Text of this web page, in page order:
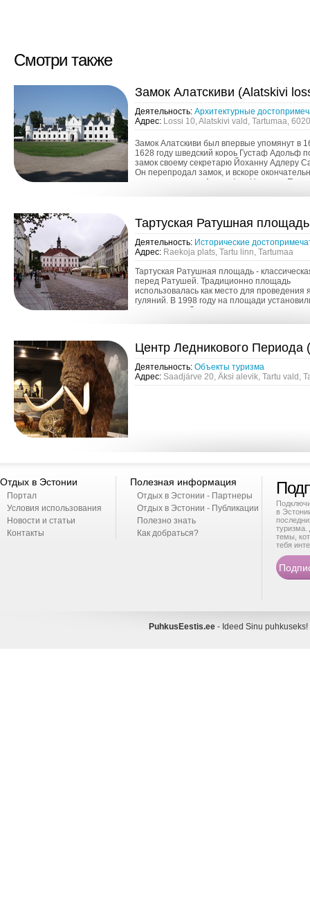
Смотри также
Замок Алатскиви (Alatskivi
Деятельность: Архитектурные
Адрес: Lossi 10, Alatskivi vald, Tartumaa,
Замок Алатскиви был впервые упомянут в
1628 году шведский короь Густаф Адольф
замок своему секретарю Йоханну Адлеру
Он перепродал замок, и вскоре
владельцем стал Арвед фон Нолькен.
Тартуская Ратушная
Деятельность: Исторические
Адрес: Raekoja plats, Tartu linn, Tartumaa
Тартуская Ратушная площадь -
перед Ратушей. Традиционно площадь
использовалась как место для проведения
гуляний. В 1998 году на площади
со скульптурой целующихся студентов.
Центр Ледникового Периода
Деятельность: Oбъекты туризма
Адрес: Saadjärve 20, Äksi alevik, Tartu vald,
Отдых в Эстонии
Портал
Условия использования
Новости и статьи
Контакты
Полезная информация
Отдых в Эстонии - Партнеры
Отдых в Эстонии - Публикации
Полезно знать
Как добраться?
в
туризма.
темы,
тебя
PuhkusEestis.ee- Ideed Sinu